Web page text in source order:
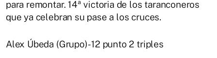
para remontar. 14ª victoria de los taranconeros
que ya celebran su pase a los cruces.
Alex Úbeda (Grupo)- 12 punto 2 triples